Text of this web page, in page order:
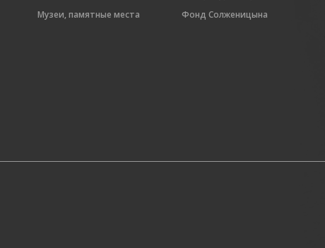
Музеи, памятные места
Фонд Солженицына